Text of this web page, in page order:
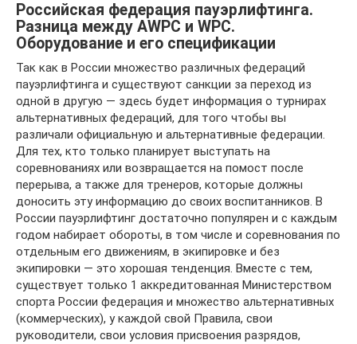
Российская федерация пауэрлифтинга.
Разница между AWPC и WPC.
Оборудование и его спецификации
Так как в России множество различных федераций
пауэрлифтинга и существуют санкции за переход из
одной в другую — здесь будет информация о турнирах
альтернативных федераций, для того чтобы вы
различали официальную и альтернативные федерации.
Для тех, кто только планирует выступать на
соревнованиях или возвращается на помост после
перерыва, а также для тренеров, которые должны
доносить эту информацию до своих воспитанников. В
России пауэрлифтинг достаточно популярен и с каждым
годом набирает обороты, в том числе и соревнования по
отдельным его движениям, в экипировке и без
экипировки — это хорошая тенденция. Вместе с тем,
существует только 1 аккредитованная Министерством
спорта России федерация и множество альтернативных
(коммерческих), у каждой свой Правила, свои
руководители, свои условия присвоения разрядов,